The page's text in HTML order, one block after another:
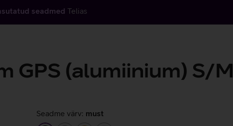
seadmed Telias
GPS (alumiinium) S/M
Seadme värv: must